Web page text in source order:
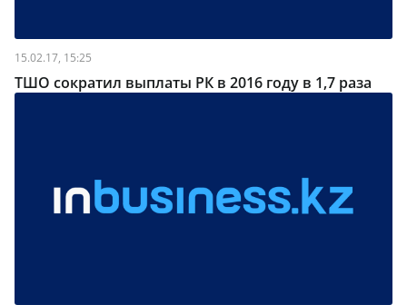
15.02.17, 15:25
ТШО сократил выплаты РК в 2016 году в 1,7 раза